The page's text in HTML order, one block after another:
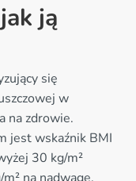
ją
się
w
na zdrowie.
jest wskaźnik BMI
30 kg/m²
na nadwagę.